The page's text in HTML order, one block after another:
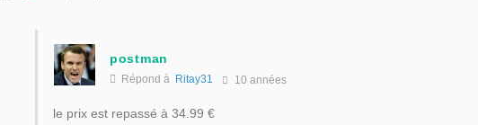
postman
Répond à Ritay31 10 années
le prix est repassé à 34.99 €